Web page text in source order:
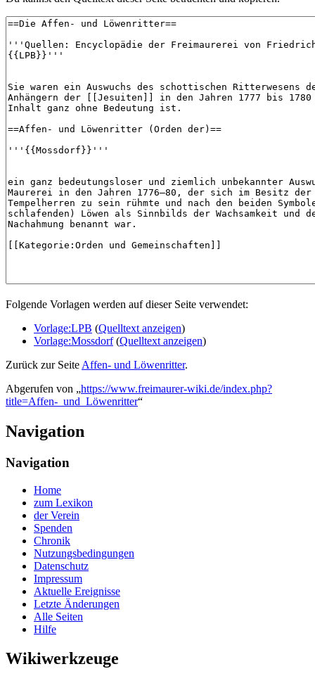
Folgende Vorlagen werden auf dieser Seite verwendet:
Vorlage:LPB (Quelltext anzeigen)
Vorlage:Mossdorf(Quelltext anzeigen)
Zurück zur Seite Affen- und Löwenritter.
Abgerufen von „https://www.freimaurer-wiki.de/index.php?
title=Affen-_und_Löwenritter“
Navigation
Navigation
Home
zum Lexikon
der Verein
Spenden
Chronik
Nutzungsbedingungen
Datenschutz
Impressum
Aktuelle Ereignisse
Letzte Änderungen
Alle Seiten
Hilfe
Wikiwerkzeuge